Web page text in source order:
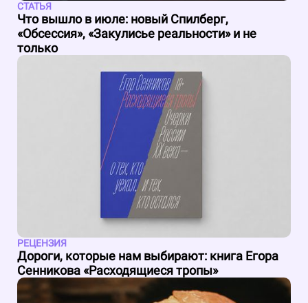
СТАТЬЯ
Что вышло в июле: новый Спилберг,
«Обсессия», «Закулисье реальности» и не
только
РЕЦЕНЗИЯ
Дороги, которые нам выбирают: книга Егора
Сенникова «Расходящиеся тропы»